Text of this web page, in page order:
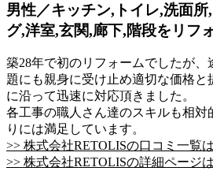
男性／キッチン,トイレ,洗面
グ,洋室,玄関,廊下,階段をリフ
築28年で初のリフォームでしたが、
題にも親身に受け止め適切な価格と
に沿って迅速に対応頂きました。
各工事の職人さん達のスキルも相対
りには満足しています。
>> 株式会社RETOLISの口コミ一覧
>> 株式会社RETOLISの詳細ページ